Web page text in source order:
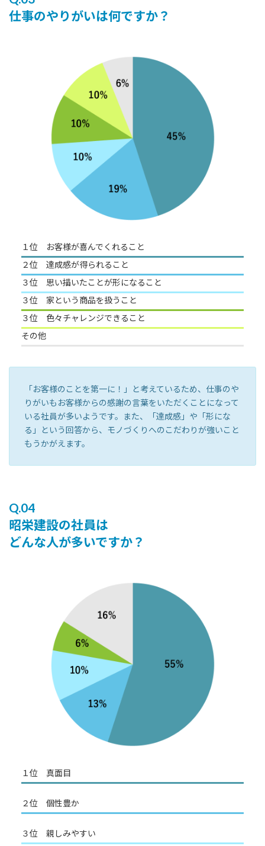
仕事のやりがいは何ですか？
１位 お客様が喜んでくれること
２位 達成感が得られること
３位 思い描いたことが形になること
３位 家という商品を扱うこと
３位 色々チャレンジできること
その他
「お客様のことを第一に！」と考えているため、仕事のや
りがいもお客様からの感謝の言葉をいただくことになって
いる社員が多いようです。また、「達成感」や「形にな
る」という回答から、モノづくりへのこだわりが強いこと
もうかがえます。
Q.04
昭栄建設の社員は
どんな人が多いですか？
１位 真面目
２位 個性豊か
３位 親しみやすい